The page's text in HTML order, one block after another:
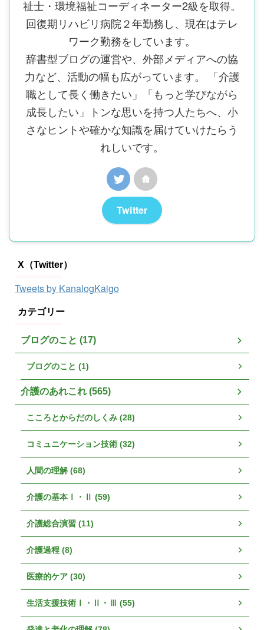
祉士・環境福祉コーディネーター2級を取得。
回復期リハビリ病院２年勤務し、現在はテレ
ワーク勤務をしています。
辞書型ブログの運営や、外部メディアへの協
力など、活動の幅も広がっています。 「介護
職として長く働きたい」「もっと学びながら
成長したい」トンな思いを持つ人たちへ、小
さなヒントや確かな知識を届けていけたらう
れしいです。
Twitter
X（Twitter）
Tweets by KanalogKaigo
カテゴリー
ブログのこと (17)
ブログのこと (1)
介護のあれこれ (565)
こころとからだのしくみ (28)
コミュニケーション技術 (32)
人間の理解 (68)
介護の基本Ⅰ・Ⅱ (59)
介護総合演習 (11)
介護過程 (8)
医療的ケア (30)
生活支援技術Ⅰ・Ⅱ・Ⅲ (55)